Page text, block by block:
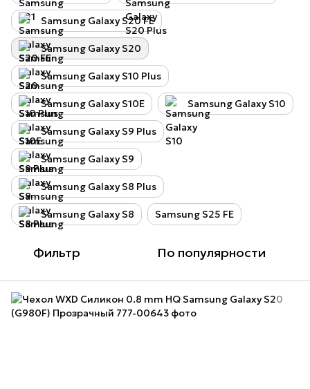
Samsung Galaxy S20 FE
Samsung Galaxy S20
Samsung Galaxy S10 Plus
Samsung Galaxy S10E Samsung Galaxy S10
Samsung Galaxy S9 Plus
Samsung Galaxy S9
Samsung Galaxy S8 Plus
Samsung Galaxy S8 Samsung S25 FE
Фильтр По популярности